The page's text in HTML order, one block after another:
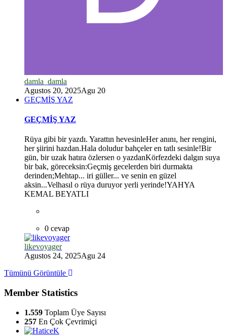
damla_damla
Agustos 20, 2025Agu 20
GEÇMİŞ YAZ
GEÇMİŞ YAZ
Rüya gibi bir yazdı. Yarattın hevesinleHer anını, her rengini,
her şiirini hazdan.Hala doludur bahçeler en tatlı sesinle!Bir
gün, bir uzak hatıra özlersen o yazdanKörfezdeki dalgın suya
bir bak, göreceksin:Geçmiş gecelerden biri durmakta
derinden;Mehtap... iri güller... ve senin en güzel
aksin...Velhasıl o rüya duruyor yerli yerinde!YAHYA
KEMAL BEYATLI
0 cevap
likevoyager
Agustos 24, 2025Agu 24
Tümünü Görüntüle
Member Statistics
1.559 Toplam Üye Sayısı
257 En Çok Çevrimiçi